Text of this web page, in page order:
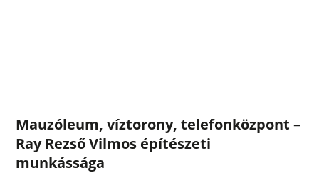
Mauzóleum, víztorony, telefonközpont –
Ray Rezső Vilmos építészeti
munkássága